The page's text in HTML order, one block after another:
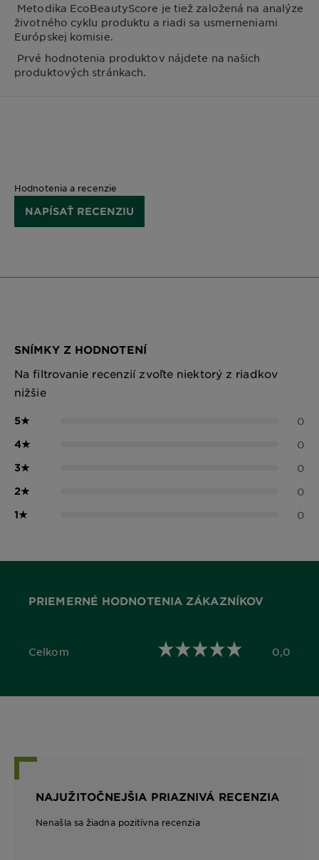
Metodika EcoBeautyScore je tiež založená na analýze
životného cyklu produktu a riadi sa usmerneniami
Európskej komisie.
Prvé hodnotenia produktov nájdete na našich
produktových stránkach.
Hodnotenia a recenzie
NAPÍSAŤ RECENZIU
SNÍMKY Z HODNOTENÍ
Na filtrovanie recenzií zvoľte niektorý z riadkov
nižšie
5★ 0
4★ 0
3★ 0
2★ 0
1★ 0
PRIEMERNÉ HODNOTENIA ZÁKAZNÍKOV
Celkom
0,0 out of 5 stars 0,0
NAJUŽITOČNEJŠIA PRIAZNIVÁ RECENZIA
Nenašla sa žiadna pozitívna recenzia